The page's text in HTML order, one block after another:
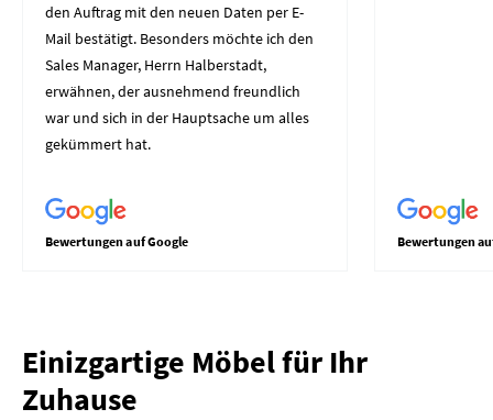
den Auftrag mit den neuen Daten per E-
Mail bestätigt. Besonders möchte ich den
Sales Manager, Herrn Halberstadt,
erwähnen, der ausnehmend freundlich
war und sich in der Hauptsache um alles
gekümmert hat.
Bewertungen auf Google Bewertungen
Einizgartige Möbel für Ihr
Zuhause